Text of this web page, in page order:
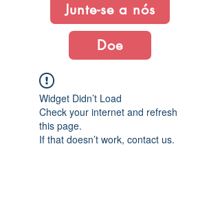
Junte-se a nós
Doe
Widget Didn’t Load
Check your internet and refresh
this page.
If that doesn’t work, contact us.